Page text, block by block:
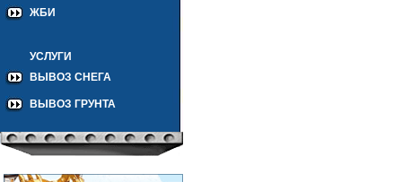
ЖБИ
УСЛУГИ
ВЫВОЗ СНЕГА
ВЫВОЗ ГРУНТА